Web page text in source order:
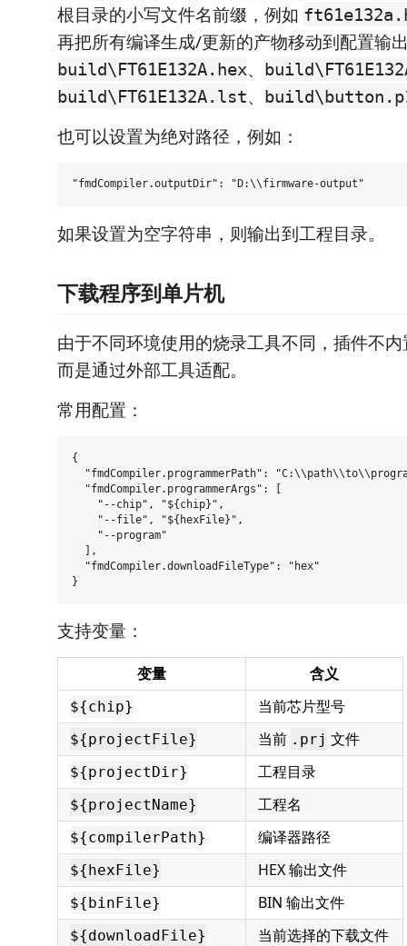
根目录的小写文件名前缀，例如
再把所有编译生成/更新的产物移动到配置输
build\FT61E132A.hex、
build\FT61E132A.lst、
也可以设置为绝对路径，例如：
如果设置为空字符串，则输出到工程目录。
下载程序到单片机
由于不同环境使用的烧录工具不同，插件不
而是通过外部工具适配。
常用配置：
{
"fmdCompiler.programmerPath":
  "fmdCompiler.programmerArgs": [
    "--chip", "${chip}",
    "--file", "${hexFile}",
    "--program"
  ],
  "fmdCompiler.downloadFileType": "hex"
支持变量：
变量 含义
${chip} 当前芯片型号
${projectFile} 当前 .prj 文件
${projectDir} 工程目录
${projectName} 工程名
${compilerPath} 编译器路径
${hexFile} HEX 输出文件
${binFile} BIN 输出文件
${downloadFile} 当前选择的下载文件